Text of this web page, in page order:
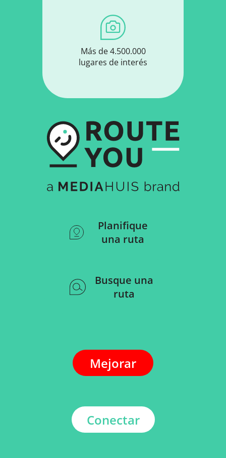
Más de 4.500.000
lugares de interés
Planifique
una ruta
Busque una
ruta
Mejorar
Conectar